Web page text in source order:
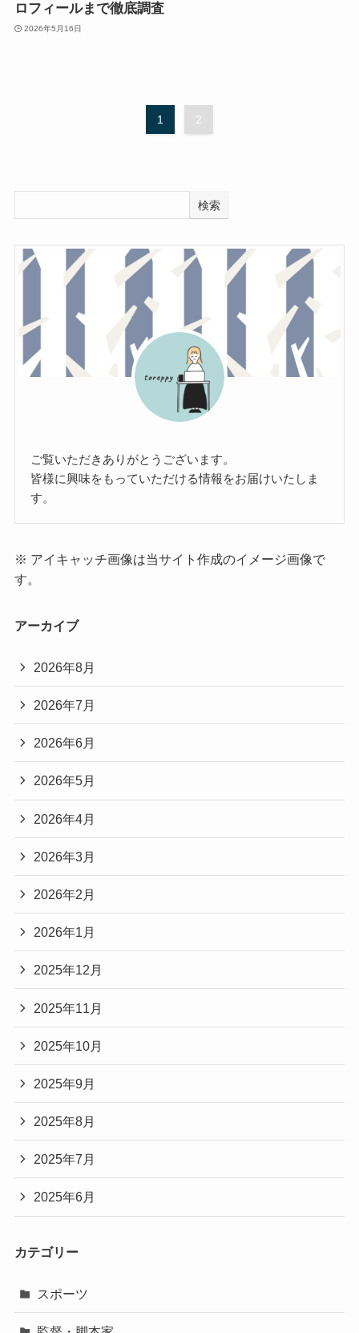
ロフィールまで徹底調査
2026年5月16日
1 2
検索
ご覧いただきありがとうございます。
皆様に興味をもっていただける情報をお届けいたしま
す。
※ アイキャッチ画像は当サイト作成のイメージ画像で
す。
アーカイブ
2026年8月
2026年7月
2026年6月
2026年5月
2026年4月
2026年3月
2026年2月
2026年1月
2025年12月
2025年11月
2025年10月
2025年9月
2025年8月
2025年7月
2025年6月
カテゴリー
スポーツ